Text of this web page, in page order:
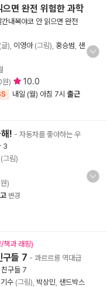
면 완전 위험한 과학
간내복야코 안 읽으면 완전
(글), 이영아(그림), 홍승범 샌
) 10.0
내일 (월) 아침 7시 출근
! - 자동차를 좋아하는 우
3
(그림)
)
변경
책과 래핑)
구들 7 - 콰르르릉 역대급
구들 7
수 (그림), 박상민 샌드박스